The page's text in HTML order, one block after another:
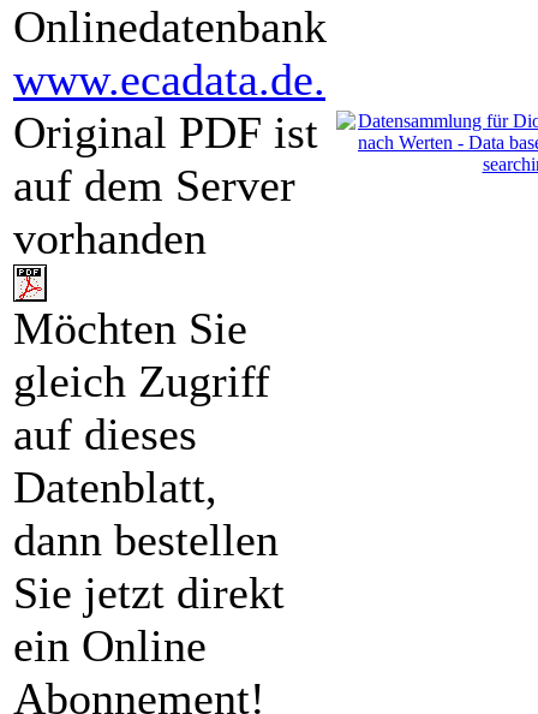
Onlinedatenbank
www.ecadata.de.
Original PDF ist
auf dem Server
vorhanden
Möchten Sie
gleich Zugriff
auf dieses
Datenblatt,
dann bestellen
Sie jetzt direkt
ein Online
Abonnement!